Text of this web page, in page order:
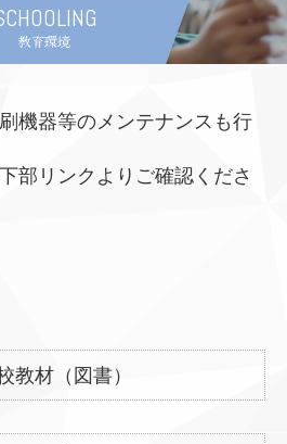
教育環境
機器等のメンテナンスも行
部リンクよりご確認くださ
教材（図書）